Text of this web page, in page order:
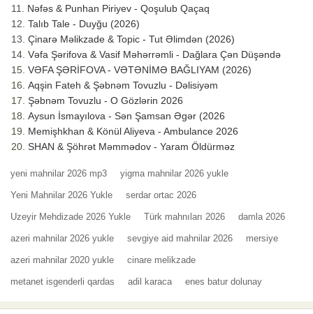
Nəfəs & Punhan Piriyev - Qoşulub Qaçaq
Talıb Tale - Duyğu (2026)
Çinarə Məlikzade & Topic - Tut Əlimdən (2026)
Vəfa Şərifova & Vasif Məhərrəmli - Dağlara Çən Düşəndə
VƏFA ŞƏRİFOVA - VƏTƏNİMƏ BAĞLIYAM (2026)
Aqşin Fateh & Şəbnəm Tovuzlu - Dəlisiyəm
Şəbnəm Tovuzlu - O Gözlərin 2026
Aysun İsmayılova - Sən Şamsan Əgər (2026
Memişhkhan & Könül Aliyeva - Ambulance 2026
SHAN & Şöhrət Məmmədov - Yaram Öldürməz
yeni mahnilar 2026 mp3 yigma mahnilar 2026 yukle
Yeni Mahnilar 2026 Yukle serdar ortac 2026
Uzeyir Mehdizade 2026 Yukle Türk mahnıları 2026 damla 2026
azeri mahnilar 2026 yukle sevgiye aid mahnilar 2026 mersiye
azeri mahnilar 2020 yukle cinare melikzade
metanet isgenderli qardas adil karaca enes batur dolunay